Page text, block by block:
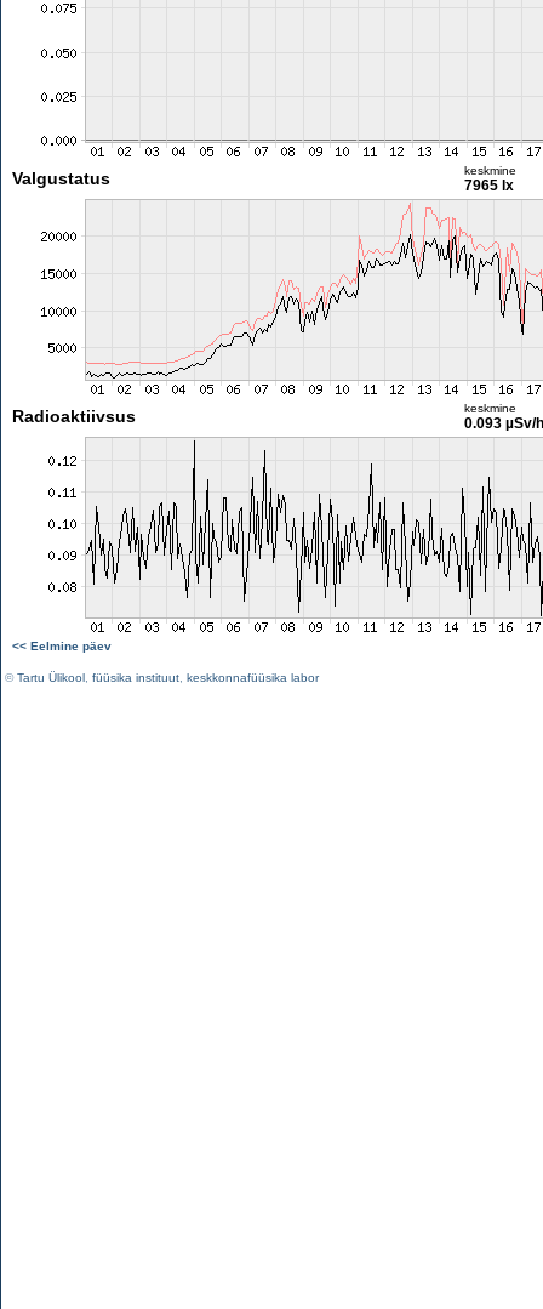
Valgustatus keskmine
7965 lx
Radioaktiivsus keskmine
0.093 µSv/h
<< Eelmine päev
©Tartu Ülikool füüsika instituut keskkonnafüüsika labor